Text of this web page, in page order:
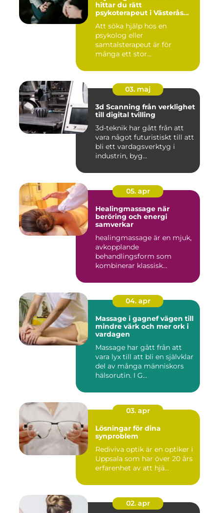
hittar du rätt
psykoterapeut i Västerås
Att söka hjälp hos en
psykolog eller
samtalsterapeut är för
många ett stor...
03. maj
3d Scanning från verklighet
till digital tvilling
3d-teknik har gått från att
vara något futuristiskt till att
bli ett vardagsverktyg i
industrin, byg...
05. apr
Healingmassage när
beröring och energi
samverkar
healingmassage är en mjuk,
avkopplande
behandlingsform som
kombinerar klassisk
04. apr
Massage i gagnef vägen till
mindre värk och mer ork i
vardagen
Massage har gått från att
vara lyx till att bli en självklar
del av många människors
hälsorutin. I G...
03. apr
Lösningar för dina
synproblem
Rediviva optik är en optiker i
Uppsala som har över 20 års
erfarenhet av att hjä...
02. apr